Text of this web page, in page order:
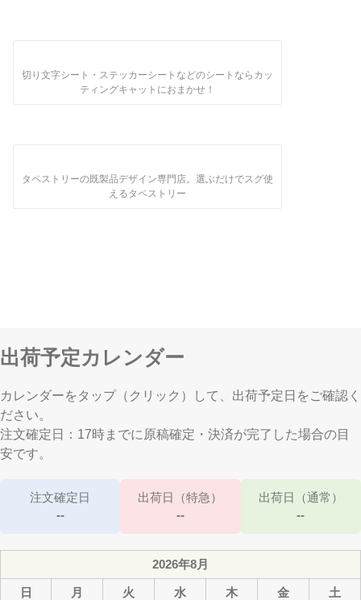
切り文字シート・ステッカーシートなどのシートならカッ
ティングキャットにおまかせ！
タペストリーの既製品デザイン専門店。選ぶだけでスグ使
えるタペストリー
出荷予定カレンダー
カレンダーをタップ（クリック）して、出荷予定日をご確認く
ださい。
注文確定日：17時までに原稿確定・決済が完了した場合の目
安です。
注文確定日
--
出荷日（特急）
--
出荷日（通常）
--
2026年8月
日 月 火 水 木 金 土